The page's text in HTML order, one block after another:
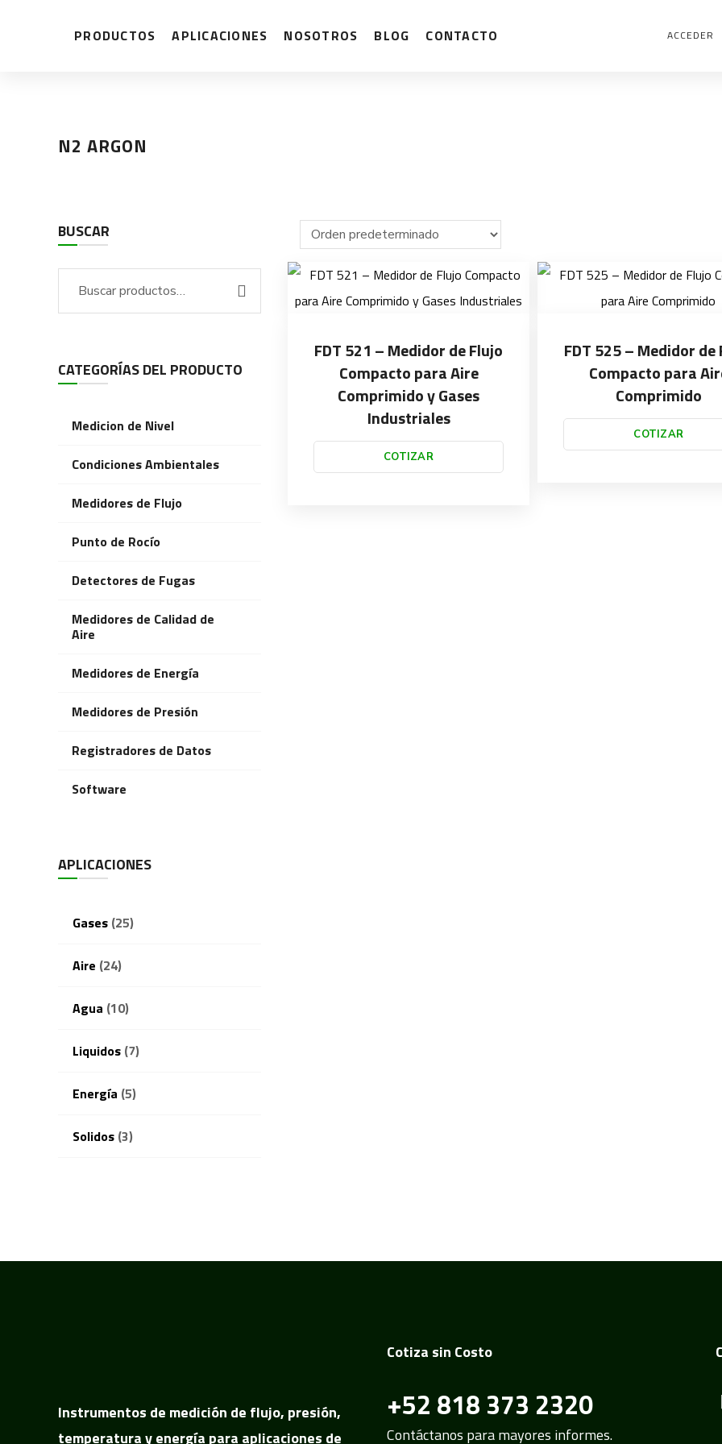
PRODUCTOS APLICACIONES NOSOTROS BLOG CONTACTO ACCEDER
N2 ARGON
BUSCAR
CATEGORÍAS DEL PRODUCTO
Medicion de Nivel
Condiciones Ambientales
Medidores de Flujo
Punto de Rocío
Detectores de Fugas
Medidores de Calidad de
Aire
Medidores de Energía
Medidores de Presión
Registradores de Datos
Software
APLICACIONES
Gases (25)
Aire (24)
Agua (10)
Liquidos (7)
Energía (5)
Solidos (3)
FDT 521 – Medidor de Flujo
Compacto para Aire
Comprimido y Gases
Industriales
COTIZAR
FDT 525 – Medidor de
Compacto para
Comprimido
COTIZAR
Instrumentos de medición de flujo, presión,
temperatura y energía para aplicaciones de
Cotiza sin Costo
+52 818 373 2320
Contáctanos para mayores informes.